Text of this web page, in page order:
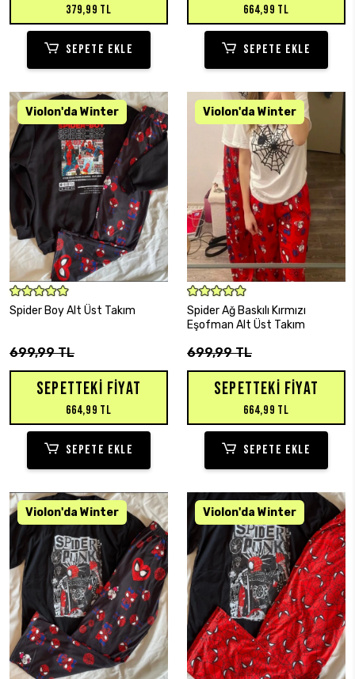
379,99 TL
SEPETE EKLE
664,99 TL
SEPETE EKLE
SEPETE EKLE
Spider Boy Alt Üst Takım
699,99 TL
SEPETTEKI FIYAT
664,99 TL
SEPETE EKLE
SEPETE EKLE
Spider Ağ Baskılı Kırmızı
Eşofman Alt Üst Takım
699,99 TL
SEPETTEKI FIYAT
664,99 TL
SEPETE EKLE